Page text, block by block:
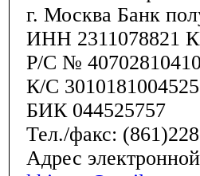
г. Москва Банк
ИНН 2311078821
Р/С №
К/С
БИК 044525757
Тел./факс:
Адрес